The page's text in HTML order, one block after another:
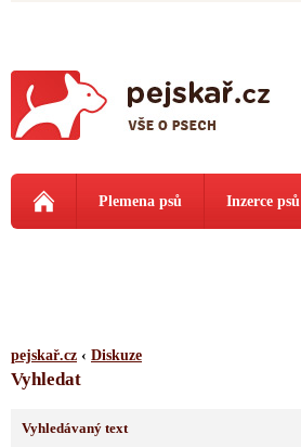
Plemena psů Inzerce psů
pejskař.cz ‹ Diskuze
Vyhledat
Vyhledávaný text